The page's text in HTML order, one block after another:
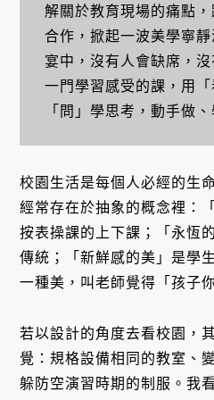
解關於教育現場的痛點
合作，掀起一波美學寧
宴中，沒有人會缺席，
一門學習感受的課，用「
「問」學思考，動手做、
校園生活是每個人必經的生
經常存在於抽象的概念裡：
按表操課的上下課；「永恆
傳統；「新鮮感的美」是學
一種美，叫老師覺得「孩子
若以設計的角度去看校園，
覺：規格設備相同的教室、
躲防空演習時期的制服。我